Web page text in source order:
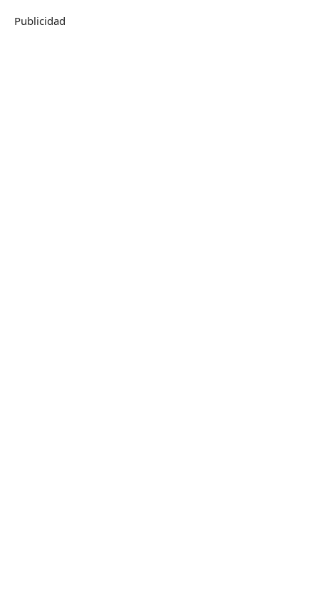
Publicidad